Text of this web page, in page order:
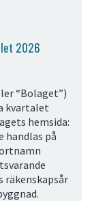
2026
“Bolaget”)
kvartalet
hemsida:
handlas på
räkenskapsår